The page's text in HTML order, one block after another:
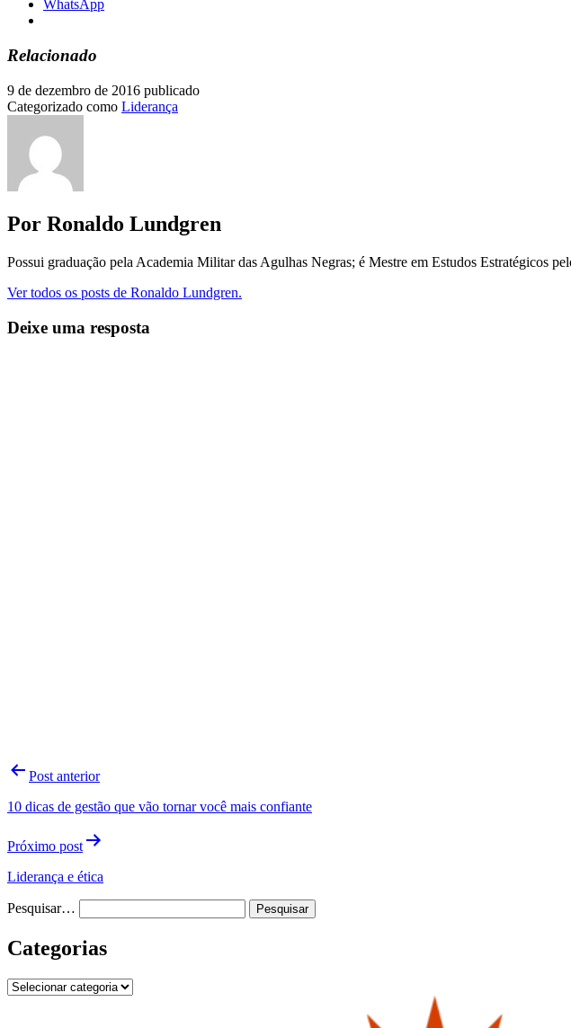
WhatsApp
Relacionado
9 de dezembro de 2016 publicado
Categorizado como Liderança
Por Ronaldo Lundgren
Possui graduação pela Academia Militar das Agulhas Negras; é Mestre em Estudos
Ver todos os posts de Ronaldo Lundgren.
Deixe uma resposta
Navegação
Post
Post anterior
10 dicas de gestão que vão tornar você mais confiante
Próximo post
Liderança e ética
Pesquisar…
Categorias
Categorias